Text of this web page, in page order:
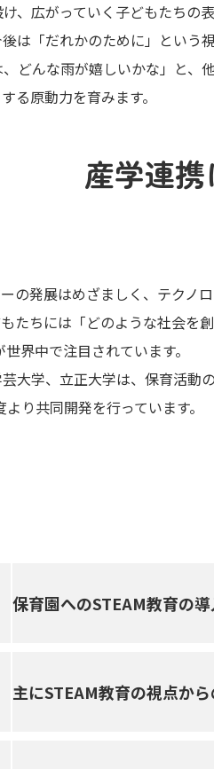
、広がっていく子どもたちの
は「だれかのために」という
どんな雨が嬉しいかな」と、
る原動力を育みます。
産学連
の発展はめざましく、テク
たちには「どのような社会
界中で注目されています。
大学、立正大学は、保育活
り共同開発を行っています。
保育園へのSTEAM教育の
主にSTEAM教育の視点か